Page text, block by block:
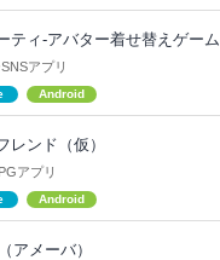
ティ-アバター着せ替えゲーム
アプリ
Android
レンド（仮）
アプリ
Android
アメーバ）